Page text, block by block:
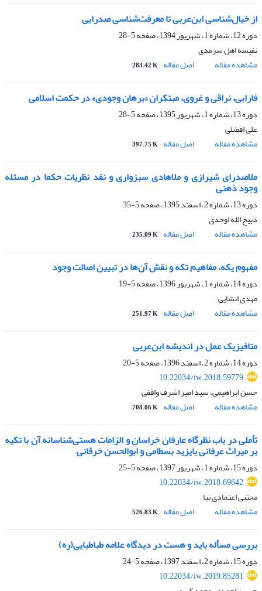
از خیال‌شناسی ابن‌عربی تا معرفت‌شناسی صدرایی
دوره 12، شماره 1، شهریور 1394، صفحه
5-28
نفیسه اهل سرمدی
مشاهده مقاله
اصل مقاله 283.42 K
فارابی، نراقی و غروی، مبتکران «برهان وجودی» در حکمت اسلامی
دوره 13، شماره 1، شهریور 1395، صفحه
5-28
علی افضلی
مشاهده مقاله
اصل مقاله 397.75 K
ملاصدرای شیرازی و ملاهادی سبزواری و نقد نظریات حکما در مسئله
وجود ذهنی
دوره 13، شماره 2، اسفند 1395، صفحه
5-35
ذبیح الله اوحدی
مشاهده مقاله
اصل مقاله 235.09 K
مفهوم یکه، مفاهیم تکه و نقش آن‌ها در تبیین اصالت وجود
دوره 14، شماره 1، شهریور 1396، صفحه
5-19
مهدی انشایی
مشاهده مقاله
اصل مقاله 251.97 K
متافیزیک عمل در اندیشه ابن‌عربی
دوره 14، شماره 2، اسفند 1396، صفحه
5-20
10.22034/iw.2018.59779
حسن ابراهیمی، سید امیر اشرف واقفی
مشاهده مقاله
اصل مقاله 708.06 K
تأملی در باب نظرگاه عارفان خراسان و الزامات هستی‌شناسانه آن با تکیه
بر میراث عرفانی بایزید بسطامی و ابوالحسن خرقانی
دوره 15، شماره 1، شهریور 1397، صفحه
5-25
10.22034/iw.2018.69642
مجتبی اعتمادی نیا
مشاهده مقاله
اصل مقاله 526.83 K
بررسی مسأله باید و هست در دیدگاه علامه طباطبایی(ره)
دوره 15، شماره 2، اسفند 1397، صفحه
5-24
10.22034/iw.2019.85281